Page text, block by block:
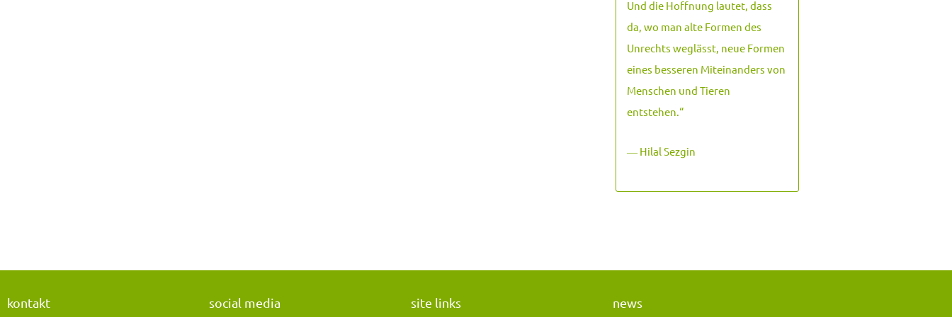
Und die Hoffnung lautet, dass
da, wo man alte Formen des
Unrechts weglässt, neue Formen
eines besseren Miteinanders von
Menschen und Tieren
entstehen. “
― Hilal Sezgin
kontakt social media site links news